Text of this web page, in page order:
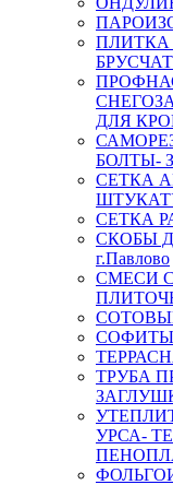
ПЛИТКА
ДЛЯ
БОЛТЫ-
СЕТКА
СЕТКА
СКОБЫ
г.Павлово
СМЕСИ
ТРУБА
УРСА-